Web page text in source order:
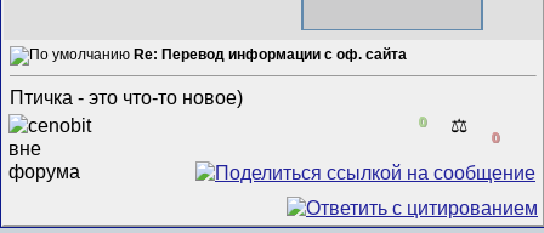
Re: Перевод информации с оф. сайта
Птичка - это что-то новое)
0 ⚖️
0